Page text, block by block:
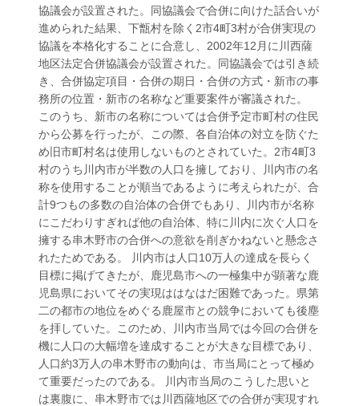
協議会が設置された。同協議会で合併に向けた話合いが
進められた結果、下甑村を除く2市4町3村が合併実現の
協議を本格化することに合意し、2002年12月に川西薩
地区法定合併協議会が設置された。同協議会では引き続
き、合併協定項目・合併の期日・合併の方式・新市の事
務所の位置・新市の名称など重要案件が審議された。
このうち、新市の名称については合併予定市町村の住民
から公募を行ったが、この際、各自治体の対立を防ぐた
め旧市町村名は使用しないものとされていた。2市4町3
村のうち川内市が半数の人口を擁しており、川内市の名
称を使用することが順当であるように考えられたが、合
計9つもの多数の自治体の合併でもあり、川内市が名称
にこだわりすぎれば他の自治体、特に川内に次ぐ人口を
擁する串木野市の合併への意欲を削ぎかねないと懸念さ
れたためである。 川内市は人口10万人の達成を長らく
目標に掲げてきたが、鹿児島市への一極集中が顕著な鹿
児島県においてその実現ははなはだ困難であった。県第
二の都市の地位をめぐる鹿屋市との競争においても後塵
を拝していた。このため、川内市当局では今回の合併を
機に人口の大幅増を達成することが大きな目標であり、
人口約3万人の串木野市の動向は、市当局にとって極め
て重要だったのである。 川内市当局のこうした思いと
は裏腹に、串木野市では川西薩地区での合併が実現すれ